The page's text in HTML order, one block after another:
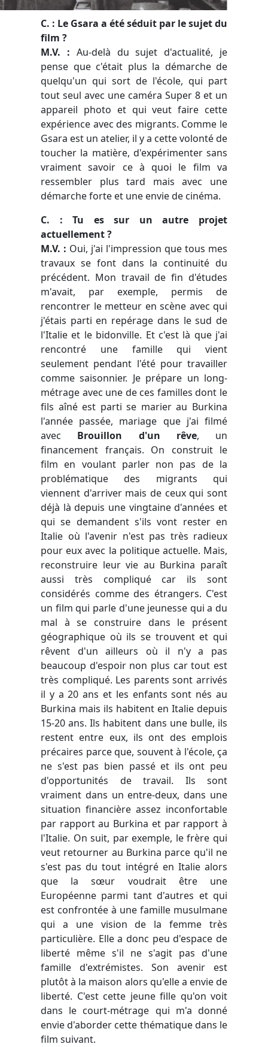
C. : Le Gsara a été séduit par le sujet du
film ?
M.V. : Au-delà du sujet d'actualité, je
pense que c'était plus la démarche de
quelqu'un qui sort de l'école, qui part
tout seul avec une caméra Super 8 et un
appareil photo et qui veut faire cette
expérience avec des migrants. Comme le
Gsara est un atelier, il y a cette volonté de
toucher la matière, d'expérimenter sans
vraiment savoir ce à quoi le film va
ressembler plus tard mais avec une
démarche forte et une envie de cinéma.
C. : Tu es sur un autre projet
actuellement ?
M.V. : Oui, j'ai l'impression que tous mes
travaux se font dans la continuité du
précédent. Mon travail de fin d'études
m'avait, par exemple, permis de
rencontrer le metteur en scène avec qui
j'étais parti en repérage dans le sud de
l'Italie et le bidonville. Et c'est là que j'ai
rencontré une famille qui vient
seulement pendant l'été pour travailler
comme saisonnier. Je prépare un long-
métrage avec une de ces familles dont le
fils aîné est parti se marier au Burkina
l'année passée, mariage que j'ai filmé
avec Brouillon d'un rêve, un
financement français. On construit le
film en voulant parler non pas de la
problématique des migrants qui
viennent d'arriver mais de ceux qui sont
déjà là depuis une vingtaine d'années et
qui se demandent s'ils vont rester en
Italie où l'avenir n'est pas très radieux
pour eux avec la politique actuelle. Mais,
reconstruire leur vie au Burkina paraît
aussi très compliqué car ils sont
considérés comme des étrangers. C'est
un film qui parle d'une jeunesse qui a du
mal à se construire dans le présent
géographique où ils se trouvent et qui
rêvent d'un ailleurs où il n'y a pas
beaucoup d'espoir non plus car tout est
très compliqué. Les parents sont arrivés
il y a 20 ans et les enfants sont nés au
Burkina mais ils habitent en Italie depuis
15-20 ans. Ils habitent dans une bulle, ils
restent entre eux, ils ont des emplois
précaires parce que, souvent à l'école, ça
ne s'est pas bien passé et ils ont peu
d'opportunités de travail. Ils sont
vraiment dans un entre-deux, dans une
situation financière assez inconfortable
par rapport au Burkina et par rapport à
l'Italie. On suit, par exemple, le frère qui
veut retourner au Burkina parce qu'il ne
s'est pas du tout intégré en Italie alors
que la sœur voudrait être une
Européenne parmi tant d'autres et qui
est confrontée à une famille musulmane
qui a une vision de la femme très
particulière. Elle a donc peu d'espace de
liberté même s'il ne s'agit pas d'une
famille d'extrémistes. Son avenir est
plutôt à la maison alors qu'elle a envie de
liberté. C'est cette jeune fille qu'on voit
dans le court-métrage qui m'a donné
envie d'aborder cette thématique dans le
film suivant.